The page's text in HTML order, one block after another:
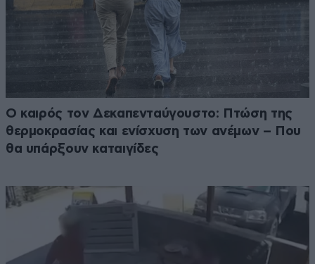
Ο καιρός τον Δεκαπενταύγουστο: Πτώση της
θερμοκρασίας και ενίσχυση των ανέμων – Που
θα υπάρξουν καταιγίδες